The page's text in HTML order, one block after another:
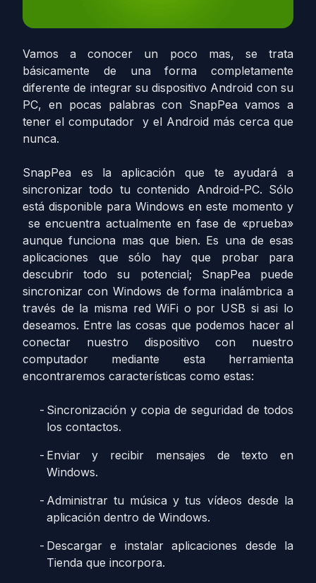
Vamos a conocer un poco mas, se trata
básicamente de una forma completamente
diferente de integrar su dispositivo Android con su
PC, en pocas palabras con SnapPea vamos a
tener el computador y el Android más cerca que
nunca.
SnapPea es la aplicación que te ayudará a
sincronizar todo tu contenido Android-PC. Sólo
está disponible para Windows en este momento y
se encuentra actualmente en fase de «prueba»
aunque funciona mas que bien. Es una de esas
aplicaciones que sólo hay que probar para
descubrir todo su potencial; SnapPea puede
sincronizar con Windows de forma inalámbrica a
través de la misma red WiFi o por USB si asi lo
deseamos. Entre las cosas que podemos hacer al
conectar nuestro dispositivo con nuestro
computador mediante esta herramienta
encontraremos características como estas:
Sincronización y copia de seguridad de todos
los contactos.
Enviar y recibir mensajes de texto en
Windows.
Administrar tu música y tus vídeos desde la
aplicación dentro de Windows.
Descargar e instalar aplicaciones desde la
Tienda que incorpora.